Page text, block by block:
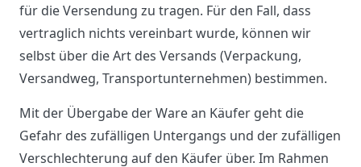
für die Versendung zu tragen. Für den Fall, dass
vertraglich nichts vereinbart wurde, können wir
selbst über die Art des Versands (Verpackung,
Versandweg, Transportunternehmen) bestimmen.
Mit der Übergabe der Ware an Käufer geht die
Gefahr des zufälligen Untergangs und der zufälligen
Verschlechterung auf den Käufer über. Im Rahmen